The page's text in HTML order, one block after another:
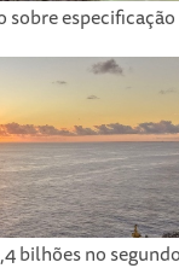
bilhões no